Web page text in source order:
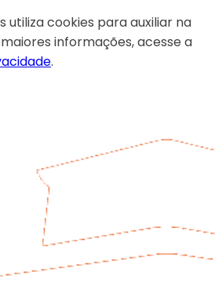
utiliza cookies para auxiliar na
informações, acesse a
.